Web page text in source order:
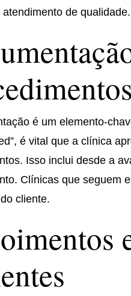
atendimento de qualidade.
é um elemento-
é vital que a clínica
Isso inclui desde a
Clínicas que seguem
cliente.